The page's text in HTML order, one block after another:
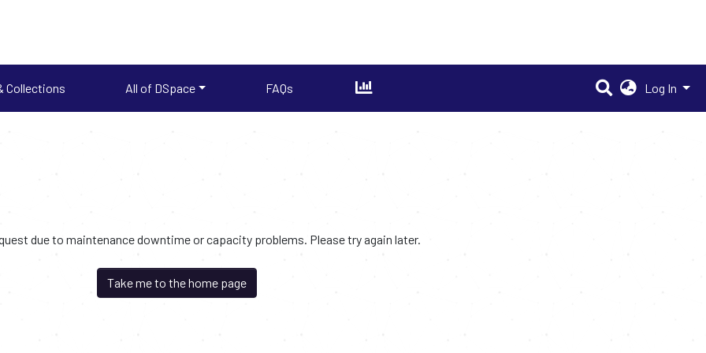
Collections All of DSpace FAQs Log In
due to maintenance downtime or capacity problems. Please try again later.
Take me to the home page